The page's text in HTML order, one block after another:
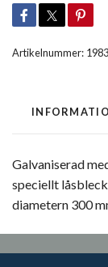
Artikelnummer: 1983
Galvaniserad
speciellt
diametern 300